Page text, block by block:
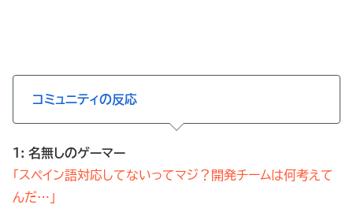
コミュニティの反応
1: 名無しのゲーマー
「スペイン語対応してないってマジ？開発チームは何考えて
んだ…」